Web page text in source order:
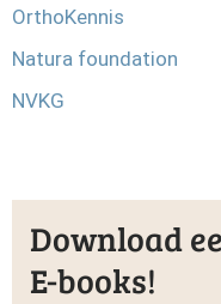
OrthoKennis
Natura foundation
NVKG
Download
E-books!